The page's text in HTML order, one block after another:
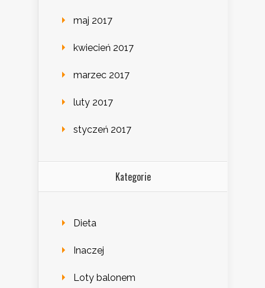
maj 2017
kwiecień 2017
marzec 2017
luty 2017
styczeń 2017
Kategorie
Dieta
Inaczej
Loty balonem